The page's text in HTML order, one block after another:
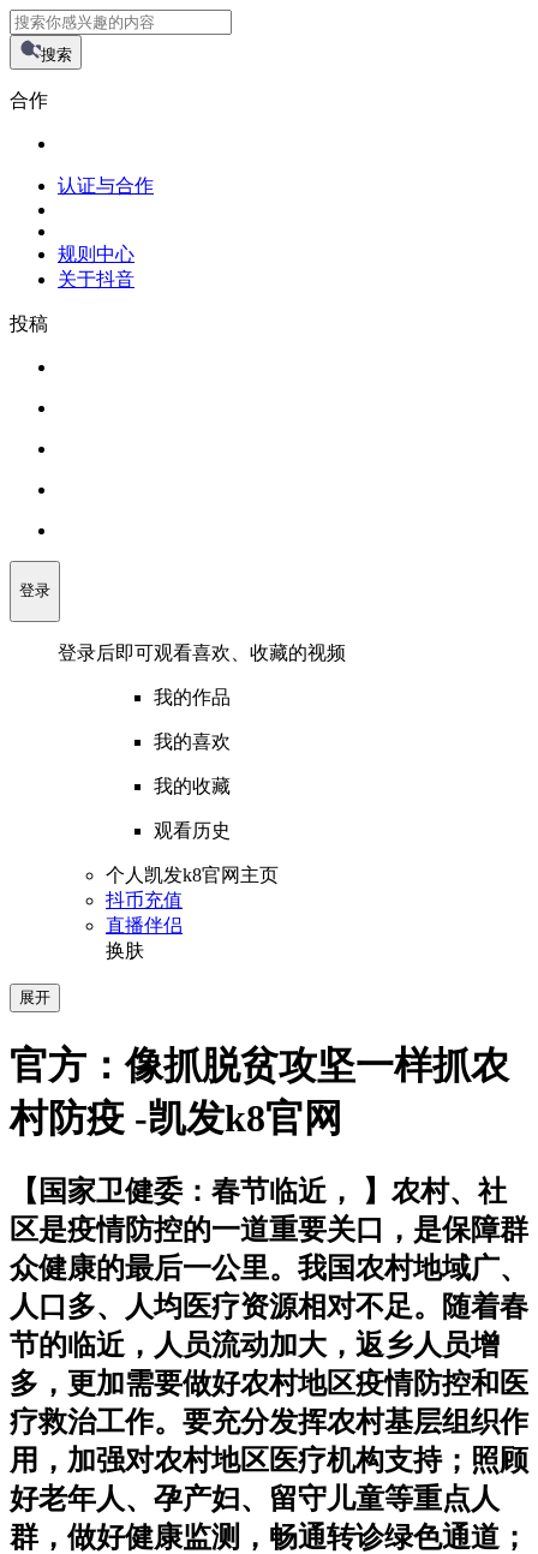
搜索
合作
认证与合作
规则中心
关于抖音
投稿
登录
登录后即可观看喜欢、收藏的视频
我的作品
我的喜欢
我的收藏
观看历史
个人凯发k8官网主页
抖币充值
直播伴侣
换肤
展开
官方：像抓脱贫攻坚一样抓农
村防疫 -凯发k8官网
【国家卫健委：春节临近，
】农村、社
区是疫情防控的一道重要关口，是保障群
众健康的最后一公里。我国农村地域广、
人口多、人均医疗资源相对不足。随着春
节的临近，人员流动加大，返乡人员增
多，更加需要做好农村地区疫情防控和医
疗救治工作。要充分发挥农村基层组织作
用，加强对农村地区医疗机构支持；照顾
好老年人、孕产妇、留守儿童等重点人
群，做好健康监测，畅通转诊绿色通道；